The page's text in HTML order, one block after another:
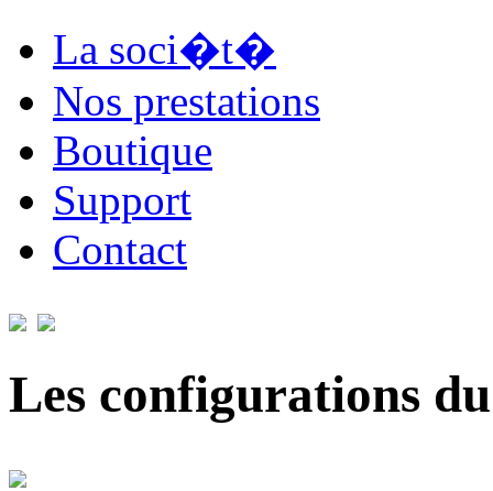
La soci�t�
Nos prestations
Boutique
Support
Contact
Les configurations